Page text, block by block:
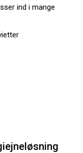
ind i mange